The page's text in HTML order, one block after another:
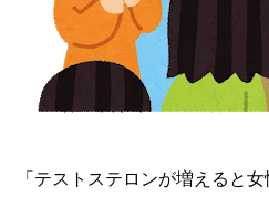
「テストステロンが増えると